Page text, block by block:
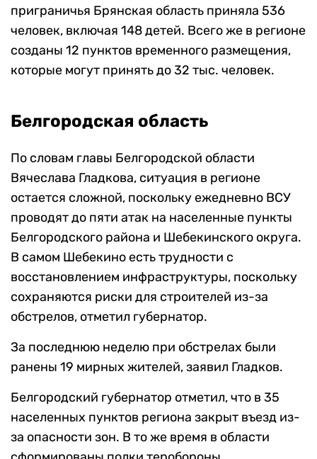
приграничья Брянская область приняла 536
человек, включая 148 детей. Всего же в регионе
созданы 12 пунктов временного размещения,
которые могут принять до 32 тыс. человек.
Белгородская область
По словам главы Белгородской области
Вячеслава Гладкова, ситуация в регионе
остается сложной, поскольку ежедневно ВСУ
проводят до пяти атак на населенные пункты
Белгородского района и Шебекинского округа.
В самом Шебекино есть трудности с
восстановлением инфраструктуры, поскольку
сохраняются риски для строителей из-за
обстрелов, отметил губернатор.
За последнюю неделю при обстрелах были
ранены 19 мирных жителей, заявил Гладков.
Белгородский губернатор отметил, что в 35
населенных пунктов региона закрыт въезд из-
за опасности зон. В то же время в области